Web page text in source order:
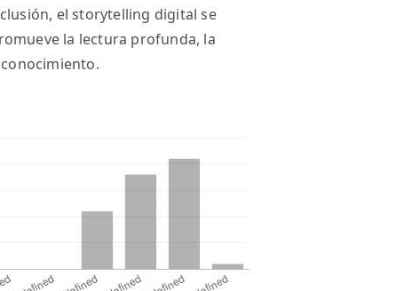
el storytelling digital se
la lectura profunda, la